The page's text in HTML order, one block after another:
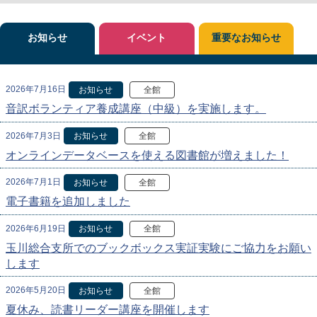
お知らせ
2026年7月16日 お知らせ 全館
音訳ボランティア養成講座（中級）を実施します。
2026年7月3日 お知らせ 全館
オンラインデータベースを使える図書館が増えました！
2026年7月1日 お知らせ 全館
電子書籍を追加しました
2026年6月19日 お知らせ 全館
玉川総合支所でのブックボックス実証実験にご協力をお願い
します
2026年5月20日 お知らせ 全館
夏休み、読書リーダー講座を開催します
イベント 重要なお知らせ